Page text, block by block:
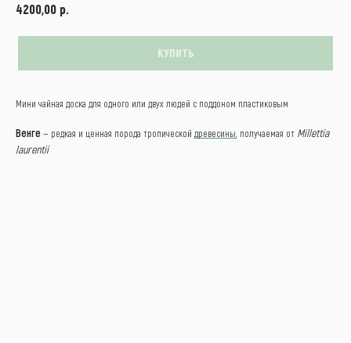
4200,00 р.
КУПИТЬ
Мини чайная доска для одного или двух людей с поддоном пластиковым
Венге — редкая и ценная порода тропической древесины , получаемая от Millettia
laurentii